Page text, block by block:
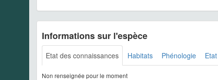
Informations sur l'espèce
Etat des connaissances Habitats Phénologie
Non renseignée pour le moment